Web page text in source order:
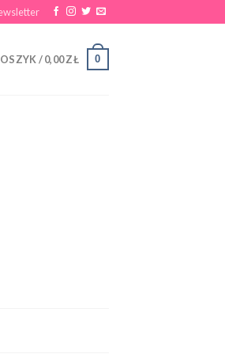
/0,00ZŁ 0